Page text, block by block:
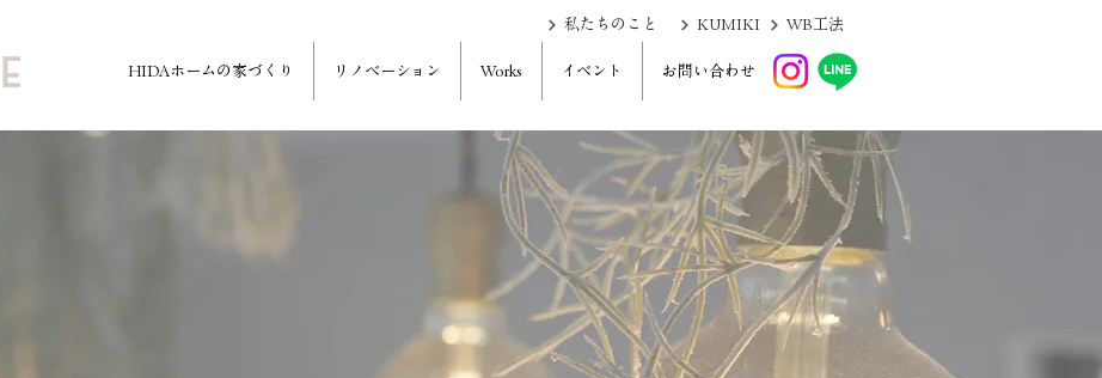
KUMIKI
私たちのこと WB工法
HIDAホームの家づくり リノベーション Works イベント お問い合わせ